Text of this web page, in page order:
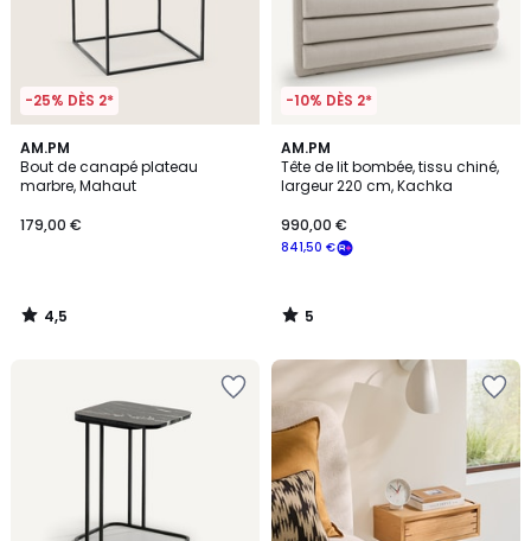
-25% DÈS 2*
AM.PM
Bout de canapé plateau
marbre, Mahaut
179,00 €
4,5
/ 5
4,5
/
-10% DÈS 2*
AM.PM
Tête de lit bombée, tissu chiné,
largeur 220 cm, Kachka
841,50 €
990,00 €
5
/
5
5
/